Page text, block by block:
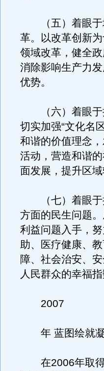
（五）着眼于
革。以改革创新
领域改革，健全
消除影响生产力
优势。
（六）着眼于
切实加强“文化名
和谐的价值理念
活动，营造和谐
面发展，提升区域
（七）着眼于
方面的民生问题
利益问题入手，
助、医疗健康、
障、社会治安、
人民群众的幸福指
2007
年 蓝图绘就凝
在2006年取得